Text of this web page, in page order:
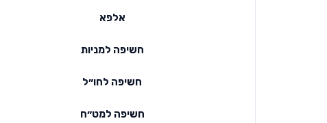
אלפא
חשיפה למניות
חשיפה לחו״ל
חשיפה למט״ח